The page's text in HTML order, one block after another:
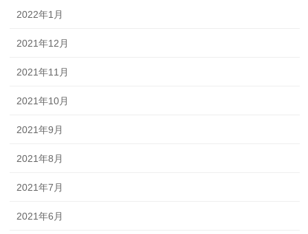
2022年1月
2021年12月
2021年11月
2021年10月
2021年9月
2021年8月
2021年7月
2021年6月